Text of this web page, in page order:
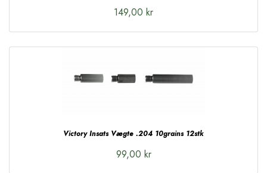
149,00 kr
Victory Insats Vægte .204 10grains 12stk
99,00 kr